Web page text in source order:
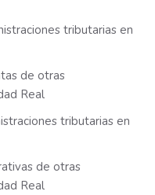
tributarias en
de otras
Real
tributarias en
de otras
Real